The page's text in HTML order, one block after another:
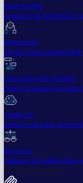
Paper trading
Acquérez de l'expérience
Backtesting
Vérifiez quels auraient été
Concepteur de stratégie
Créez facilement vos
Trading AI
Laissez votre bot
Outils pro
Exploitez les inefficacités
Plus d'informations